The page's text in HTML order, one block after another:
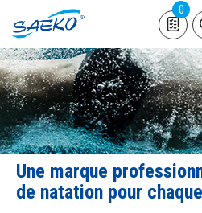
0
Une marque
de natation pour